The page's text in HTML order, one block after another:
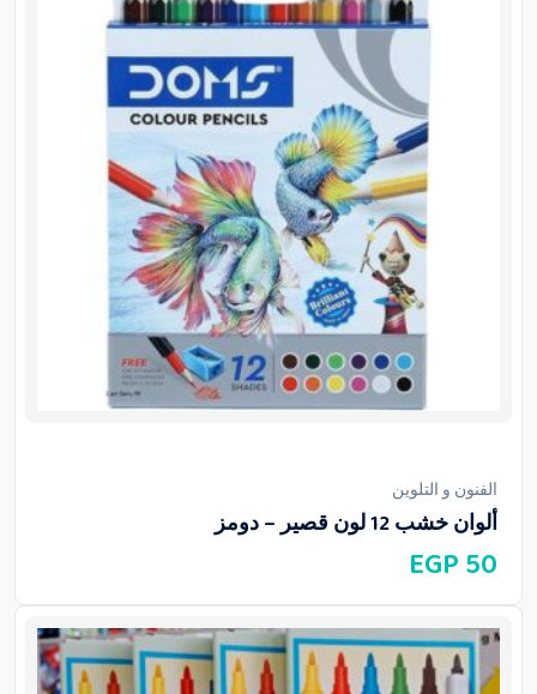
الفنون و التلوين
ألوان خشب 12 لون قصير – دومز
50
EGP